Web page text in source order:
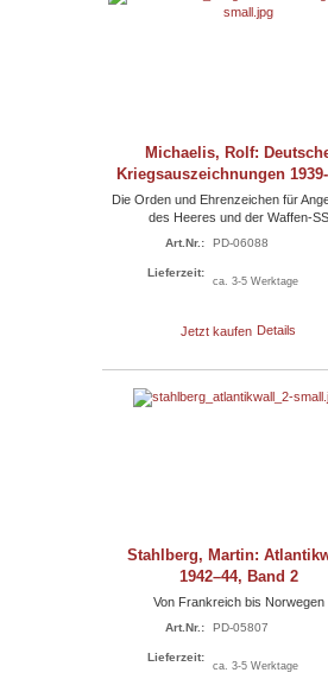
Michaelis, Rolf:
Kriegsauszeichnungen
Die Orden und Ehrenzeichen für
des Heeres und der Waffen-SS
Art.Nr.: PD-06088
Lieferzeit:
ca. 3-5 Werktage
Jetzt kaufen Details
Stahlberg, Martin:
1942–44, Band 2
Von Frankreich bis Norwegen
Art.Nr.: PD-05807
Lieferzeit:
ca. 3-5 Werktage